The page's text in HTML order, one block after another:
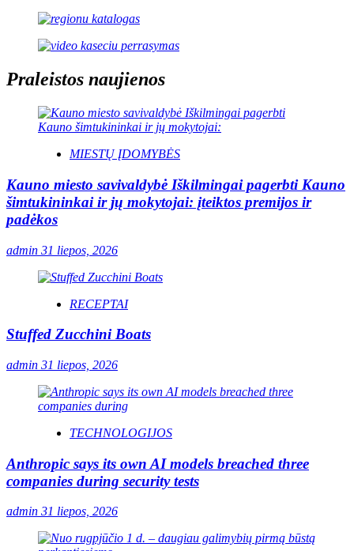
Praleistos naujienos
MIESTŲ ĮDOMYBĖS
Kauno miesto savivaldybė Iškilmingai pagerbti Kauno
šimtukininkai ir jų mokytojai: įteiktos premijos ir
padėkos
admin 31 liepos, 2026
RECEPTAI
Stuffed Zucchini Boats
admin 31 liepos, 2026
TECHNOLOGIJOS
Anthropic says its own AI models breached three
companies during security tests
admin 31 liepos, 2026